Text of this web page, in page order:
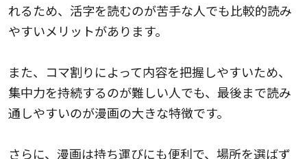
れるため、活字を読むのが苦手な人でも比較的読み
やすいメリットがあります。
また、コマ割りによって内容を把握しやすいため、
集中力を持続するのが難しい人でも、最後まで読み
通しやすいのが漫画の大きな特徴です。
さらに、漫画は持ち運びにも便利で、場所を選ばず